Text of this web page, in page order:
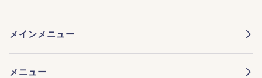
メインメニュー
メニュー